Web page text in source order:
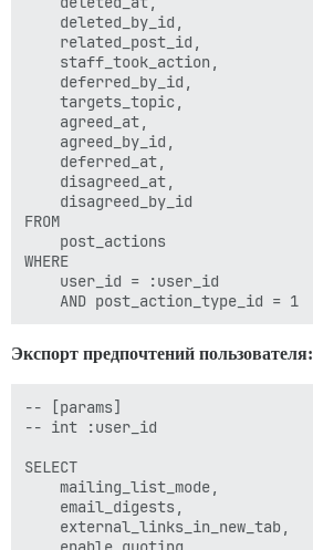
    deleted_by_id,
    related_post_id,
    staff_took_action,
    deferred_by_id,
    targets_topic,
    agreed_at,
    agreed_by_id,
    deferred_at,
    disagreed_at,
    disagreed_by_id
FROM
    post_actions
WHERE
    user_id = :user_id
Экспорт предпочтений пользователя:
-- [params]
-- int :user_id
SELECT
    mailing_list_mode,
    email_digests,
    external_links_in_new_tab,